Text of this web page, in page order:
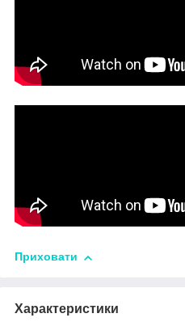
Приховати
Характеристики